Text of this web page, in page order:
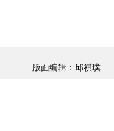
版面编辑：邱祺璞